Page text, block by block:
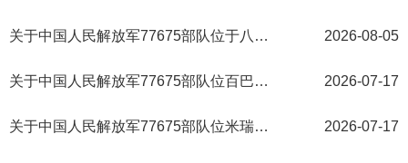
统计信息
重大建设项目 民生领域
关于中国人民解放军77675部队位于八一镇12宗地权属界址确认事宜告知书 2026-08-05
关于中国人民解放军77675部队位百巴镇成藏字第3349、3350A、3350B、3351、3352号坐落宗地权属界址确认事宜告知书 2026-07-17
关于中国人民解放军77675部队位米瑞乡成藏字第3275、3276、3277、3278、3279、5204L、5206L号坐落宗地权属界址确认事宜告知书 2026-07-17